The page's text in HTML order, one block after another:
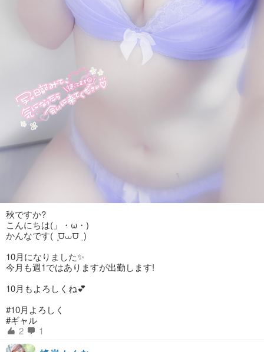
秋ですか?
こんにちは(」・ω・)
かんなです( ܸ ⩌⩊⩌ ܸ )
10月になりました✨
今月も週1ではありますが出勤します!
10月もよろしくね💕︎
#10月よろしく
#ギャル
2
1